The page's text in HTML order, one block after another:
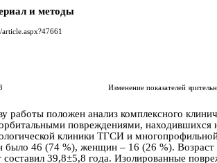
и методы
Изменение показателей
работы положен анализ комплексного
повреждениями,
клиники ТГСИ и
46 (74 %), женщин – 16 (26 %). Возраст
составил 39,8±5,8 года. Изолированные